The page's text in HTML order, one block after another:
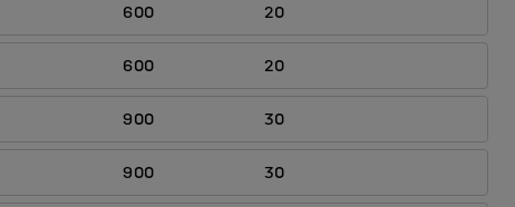
600 20
600 20
900 30
900 30